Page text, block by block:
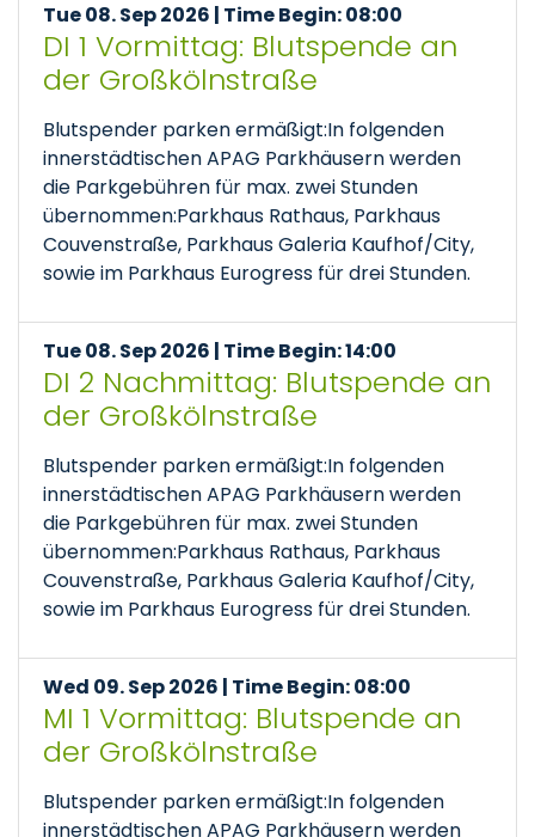
Tue 08. Sep 2026 | Time Begin: 08:00
DI 1 Vormittag: Blutspende an
der Großkölnstraße
Blutspender parken ermäßigt:In folgenden
innerstädtischen APAG Parkhäusern werden
die Parkgebühren für max. zwei Stunden
übernommen:Parkhaus Rathaus, Parkhaus
Couvenstraße, Parkhaus Galeria Kaufhof/City,
sowie im Parkhaus Eurogress für drei Stunden.
Tue 08. Sep 2026 | Time Begin: 14:00
DI 2 Nachmittag: Blutspende an
der Großkölnstraße
Blutspender parken ermäßigt:In folgenden
innerstädtischen APAG Parkhäusern werden
die Parkgebühren für max. zwei Stunden
übernommen:Parkhaus Rathaus, Parkhaus
Couvenstraße, Parkhaus Galeria Kaufhof/City,
sowie im Parkhaus Eurogress für drei Stunden.
Wed 09. Sep 2026 | Time Begin: 08:00
MI 1 Vormittag: Blutspende an
der Großkölnstraße
Blutspender parken ermäßigt:In folgenden
innerstädtischen APAG Parkhäusern werden